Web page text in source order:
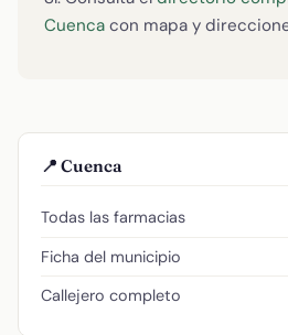
Cuenca con mapa y
📍 Cuenca
Todas las farmacias
Ficha del municipio
Callejero completo